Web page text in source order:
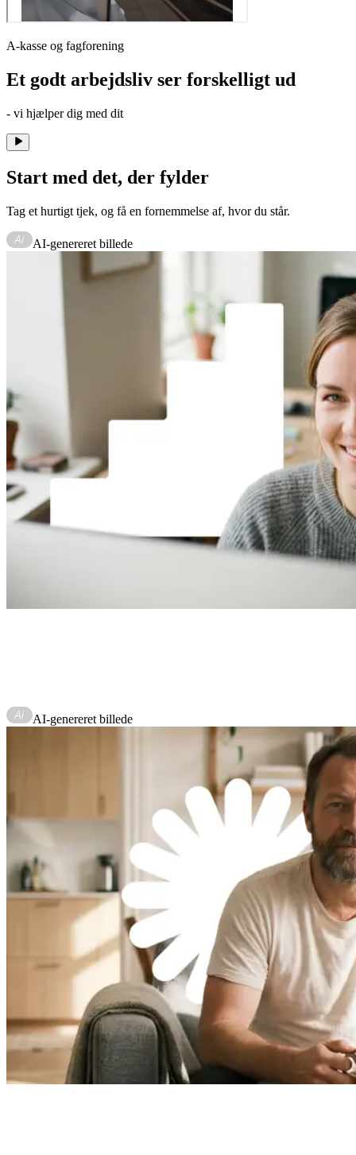
A-kasse og fagforening
Et godt arbejdsliv ser forskelligt ud
- vi hjælper dig med dit
Start med det, der fylder
Tag et hurtigt tjek, og få en fornemmelse af, hvor du står.
AI-genereret billede
AI-genereret billede